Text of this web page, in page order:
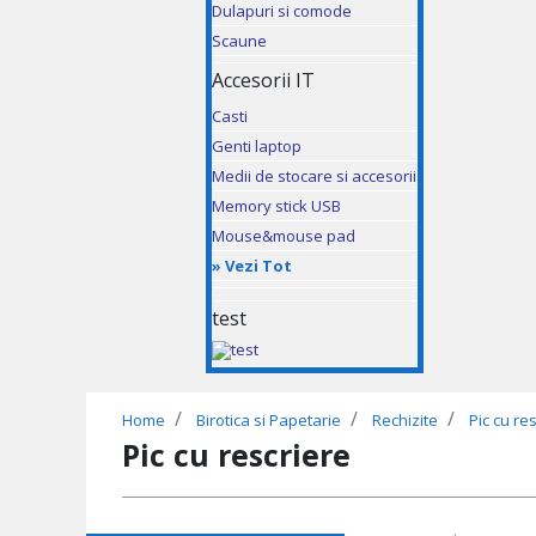
Dulapuri si comode
Scaune
Accesorii IT
Casti
Genti laptop
Medii de stocare si accesorii
Memory stick USB
Mouse&mouse pad
» Vezi Tot
test
Home Birotica si Papetarie Rechizite Pic cu
Pic cu rescriere